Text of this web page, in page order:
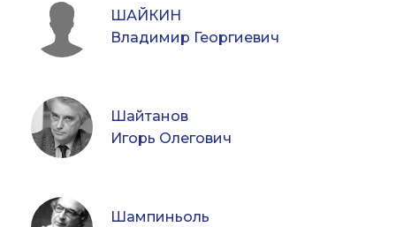
ШАЙКИН
Владимир Георгиевич
Шайтанов
Игорь Олегович
Шампиньоль